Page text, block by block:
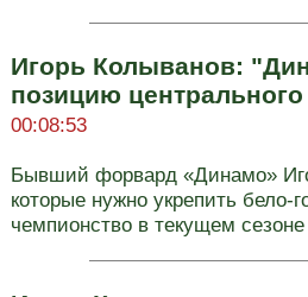
Игорь Колыванов:
позицию
00:08:53
Бывший форвард «Динамо»
которые нужно укрепить
чемпионство в текущем